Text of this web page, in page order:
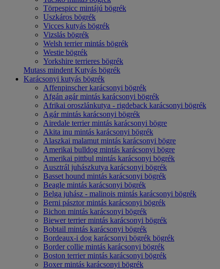
Törpespicc mintájú bögrék
Uszkáros bögrék
Vicces kutyás bögrék
Vizslás bögrék
Welsh terrier mintás bögrék
Westie bögrék
Yorkshire terrieres bögrék
Mutass mindent Kutyás bögrék
Karácsonyi kutyás bögrék
Affenpinscher karácsonyi bögrék
Afgán agár mintás karácsonyi bögrék
Afrikai oroszlánkutya - rigdeback karácsonyi bögrék
Agár mintás karácsonyi bögrék
Airedale terrier mintás karácsonyi bögre
Akita inu mintás karácsonyi bögrék
Alaszkai malamut mintás karácsonyi bögre
Amerikai bulldog mintás karácsonyi bögre
Amerikai pittbul mintás karácsonyi bögrék
Ausztrál juhászkutya karácsonyi bögrék
Basset hound mintás karácsonyi bögrék
Beagle mintás karácsonyi bögrék
Belga juhász - malinois mintás karácsonyi bögrék
Berni pásztor mintás karácsonyi bögrék
Bichon mintás karácsonyi bögrék
Biewer terrier mintás karácsonyi bögrék
Bobtail mintás karácsonyi bögrék
Bordeaux-i dog karácsonyi bögrék bögrék
Border collie mintás karácsonyi bögrék
Boston terrier mintás karácsonyi bögrék
Boxer mintás karácsonyi bögrék